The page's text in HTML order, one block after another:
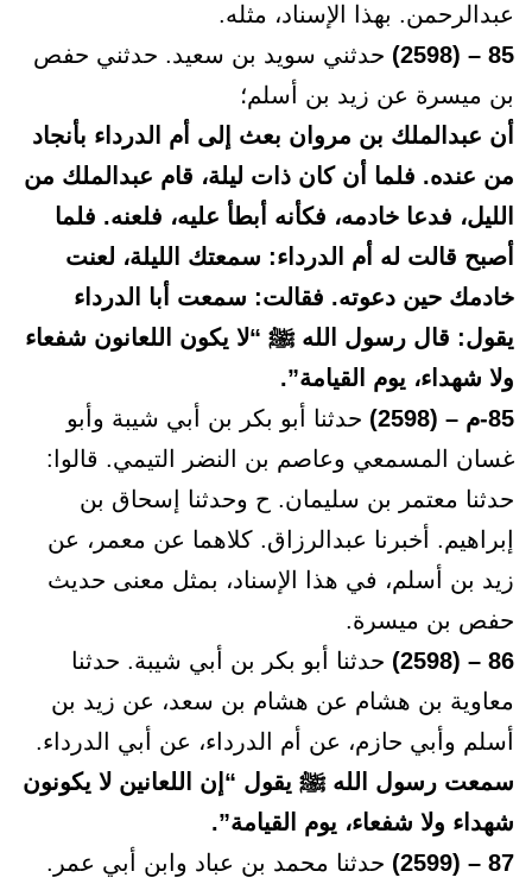
عبدالرحمن. بهذا الإسناد، مثله.
85 – (2598)
حدثني سويد بن سعيد. حدثني حفص
بن ميسرة عن زيد بن أسلم؛
أن عبدالملك بن مروان بعث إلى أم الدرداء بأنجاد
من عنده. فلما أن كان ذات ليلة، قام عبدالملك من
الليل، فدعا خادمه، فكأنه أبطأ عليه، فلعنه. فلما
أصبح قالت له أم الدرداء: سمعتك الليلة، لعنت
خادمك حين دعوته. فقالت: سمعت أبا الدرداء
يقول: قال رسول الله ﷺ “لا يكون اللعانون شفعاء
ولا شهداء، يوم القيامة”.
85-م – (2598)
حدثنا أبو بكر بن أبي شيبة وأبو
غسان المسمعي وعاصم بن النضر التيمي. قالوا:
حدثنا معتمر بن سليمان. ح وحدثنا إسحاق بن
إبراهيم. أخبرنا عبدالرزاق. كلاهما عن معمر، عن
زيد بن أسلم، في هذا الإسناد، بمثل معنى حديث
حفص بن ميسرة.
86 – (2598)
حدثنا أبو بكر بن أبي شيبة. حدثنا
معاوية بن هشام عن هشام بن سعد، عن زيد بن
أسلم وأبي حازم، عن أم الدرداء، عن أبي الدرداء.
سمعت رسول الله ﷺ يقول “إن اللعانين لا يكونون
شهداء ولا شفعاء، يوم القيامة”.
87 – (2599)
حدثنا محمد بن عباد وابن أبي عمر.